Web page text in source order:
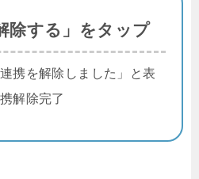
除する」をタップ
携を解除しました」と表
解除完了